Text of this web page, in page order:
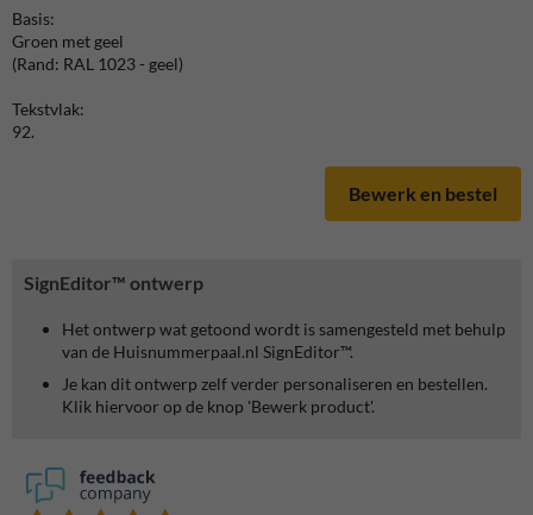
SignEditor™ ontwerp
Het ontwerp wat getoond wordt is samengesteld met behulp
van de Huisnummerpaal.nl SignEditor™.
Je kan dit ontwerp zelf verder personaliseren en bestellen.
Klik hiervoor op de knop 'Bewerk product'.
Basis:
Groen met geel
(Rand: RAL 1023 - geel)
Tekstvlak:
92.
Bewerk en bestel